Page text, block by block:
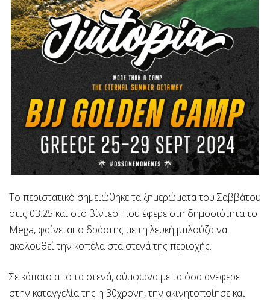
Το περιστατικό σημειώθηκε τα ξημερώματα του Σαββάτου
στις 03:25 και στο βίντεο, που έφερε στη δημοσιότητα το
Mega, φαίνεται ο δράστης με τη λευκή μπλούζα να
ακολουθεί την κοπέλα στα στενά της περιοχής.
Σε κάποιο από τα στενά, σύμφωνα με τα όσα ανέφερε
στην καταγγελία της η 30χρονη, την ακινητοποίησε και